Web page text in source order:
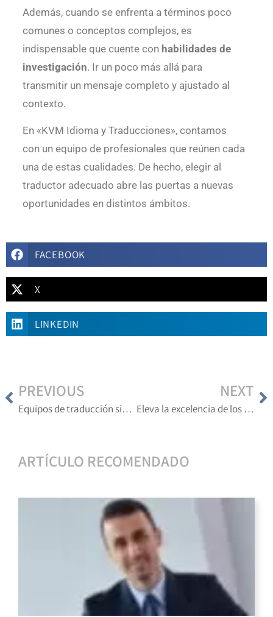
Además, cuando se enfrenta a términos poco
comunes o conceptos complejos, es
indispensable que cuente con habilidades de
investigación. Ir un poco más allá para
transmitir un mensaje completo y ajustado al
contexto.
En «KVM Idioma y Traducciones», contamos
con un equipo de profesionales que reúnen cada
una de estas cualidades. De hecho, elegir al
traductor adecuado abre las puertas a nuevas
oportunidades en distintos ámbitos.
FACEBOOK
X
LINKEDIN
PREVIOUS
Equipos de traducción simultánea: la clave para eventos de alto nivel
NEXT
Eleva la excelencia de los eventos internacionales en el Perú con tecnología multimedia de vanguardia
ARTÍCULO RECOMENDADO